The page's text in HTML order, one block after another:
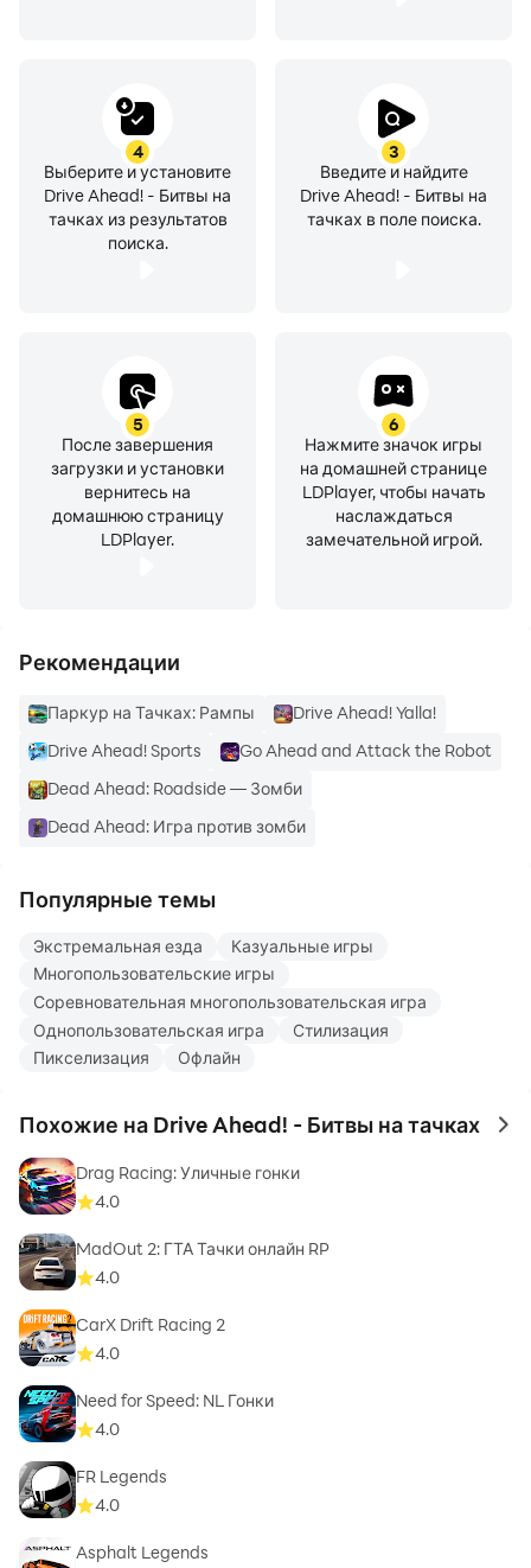
http://dodreams.com/pdf/dodreams_policy.pdf.
Тебе нравится Drive Ahead? Помоги нам делать
другие классные игры — поставь оценку и оставь
отзыв!
3
Введите и найдите
Drive Ahead! - Битвы на
тачках в поле поиска.
4
Выберите и установите
Drive Ahead! - Битвы на
тачках из результатов
поиска.
5
После завершения
загрузки и установки
вернитесь на
домашнюю страницу
LDPlayer.
6
Нажмите значок игры
на домашней странице
LDPlayer, чтобы начать
наслаждаться
замечательной игрой.
Рекомендации
Паркур на Тачках: Рампы
Drive Ahead! Yalla!
Drive Ahead! Sports
Go Ahead and Attack the Robot
Dead Ahead: Roadside — Зомби
Dead Ahead: Игра против зомби
Популярные темы
Экстремальная езда
Казуальные игры
Многопользовательские игры
Соревновательная многопользовательская игра
Однопользовательская игра
Стилизация
Пикселизация
Офлайн
Похожие на Drive Ahead! - Битвы на тачках to
Drag Racing: Уличные гонки
4.0
MadOut 2: ГТА Тачки онлайн RP
4.0
CarX Drift Racing 2
4.0
Need for Speed: NL Гонки
4.0
FR Legends
4.0
Asphalt Legends